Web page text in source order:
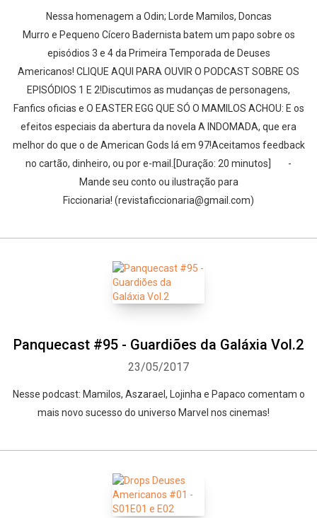
Nessa homenagem a Odin; Lorde Mamilos, Doncas
Murro e Pequeno Cícero Badernista batem um papo sobre os
episódios 3 e 4 da Primeira Temporada de Deuses
Americanos! CLIQUE AQUI PARA OUVIR O PODCAST SOBRE OS
EPISÓDIOS 1 E 2!Discutimos as mudanças de personagens,
Fanfics oficias e O EASTER EGG QUE SÓ O MAMILOS ACHOU: E os
efeitos especiais da abertura da novela A INDOMADA, que era
melhor do que o de American Gods lá em 97!Aceitamos feedback
no cartão, dinheiro, ou por e-mail.[Duração: 20 minutos] -
Mande seu conto ou ilustração para
Ficcionaria! (revistaficcionaria@gmail.com)
Panquecast #95 - Guardiões da Galáxia Vol.2
23/05/2017
Nesse podcast: Mamilos, Aszarael, Lojinha e Papaco comentam o
mais novo sucesso do universo Marvel nos cinemas!